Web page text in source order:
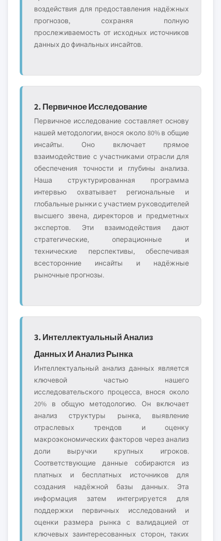
воздействия для предоставления надёжных
прогнозов, сохраняя полную
прослеживаемость от исходных источников
данных до финальных инсайтов.
2. Первичное Исследование
Первичное исследование составляет основу
нашей методологии, внося около 80% в общие
инсайты. Оно включает прямое
взаимодействие с участниками отрасли для
обеспечения точности и глубины анализа.
Наша структурированная программа
интервью охватывает региональные и
глобальные рынки с участием руководителей
высшего звена, директоров и предметных
экспертов. Эти взаимодействия дают
стратегические, операционные и
технические перспективы, обеспечивая
всесторонние инсайты и надёжные
рыночные прогнозы.
3. Интеллектуальный Анализ
Данных И Анализ Рынка
Интеллектуальный анализ данных является
ключевой частью нашего
исследовательского процесса, внося около
20% в общую методологию. Он включает
анализ структуры рынка, выявление
отраслевых трендов и оценку
макроэкономических факторов через анализ
доли выручки крупных игроков.
Соответствующие данные собираются из
платных и бесплатных источников для
создания надёжной базы данных. Эта
информация затем интегрируется для
поддержки первичных исследований и
оценки размера рынка с валидацией от
ключевых заинтересованных сторон, таких